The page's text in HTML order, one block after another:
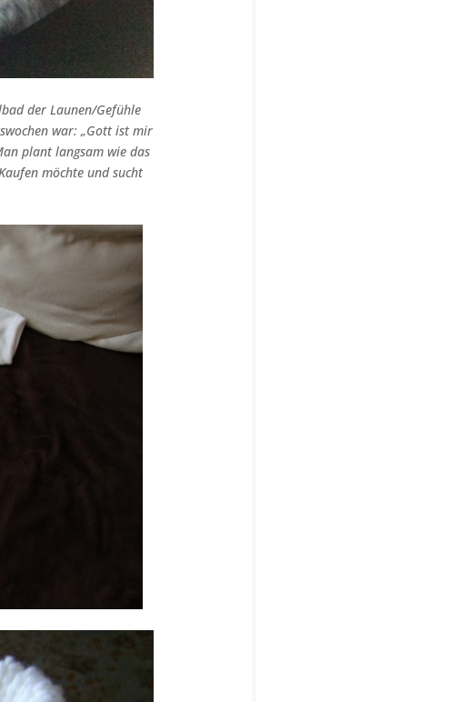
der Launen/Gefühle
war: „Gott ist mir
plant langsam wie das
möchte und sucht